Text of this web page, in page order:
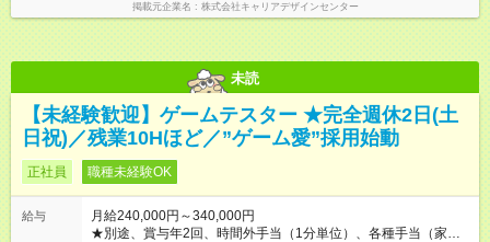
掲載元企業名 株式会社キャリアデザインセンター
未読
【未経験歓迎】ゲームテスター ★完全週休2日(土
日祝)／残業10Hほど／”ゲーム愛”採用始動
正社員 職種未経験OK
給与
月給240,000円～340,000円
★別途、賞与年2回、時間外手当（1分単位）、各種手当（家